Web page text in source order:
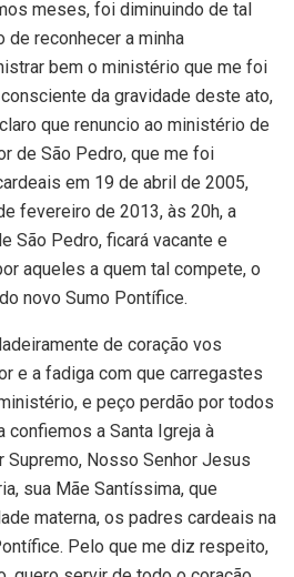
meses, foi diminuindo de tal
de reconhecer a minha
bem o ministério que me foi
da gravidade deste ato,
que renuncio ao ministério de
de São Pedro, que me foi
em 19 de abril de 2005,
fevereiro de 2013, às 20h, a
São Pedro, ficará vacante e
aqueles a quem tal compete, o
novo Sumo Pontífice.
de coração vos
e a fadiga com que carregastes
e peço perdão por todos
a Santa Igreja à
Nosso Senhor Jesus
sua Mãe Santíssima, que
materna, os padres cardeais na
Pelo que me diz respeito,